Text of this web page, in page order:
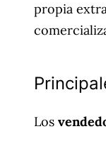
propia
Los